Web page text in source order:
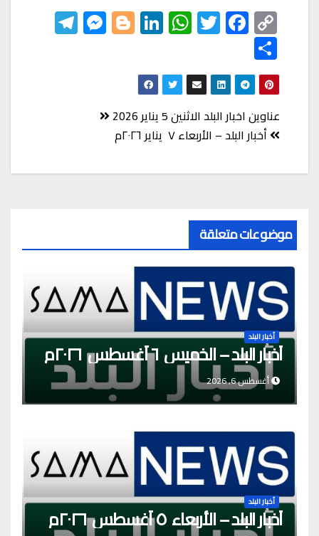
C
o
p
y
Li
nk
F
ac
eb
o
o
k
T
wi
tt
er
W
h
at
s
A
p
Li
nk
ed
In
Bl
o
M
es S
h
ar
e
تصفّح
المقالات
عناوين اخبار البلد الاثنين 5 يناير 2026
أخبار البلد – الأربعاء ٧ يناير ٢٠٢٦م
موضوعات متعلقة
أخبار البلد
أخبار البلد – الخميس ٦ أغسطس ٢٠٢٦م
أغسطس 6, 2026
أخبار البلد
أخبار البلد – الأربعاء ٥ أغسطس ٢٠٢٦م